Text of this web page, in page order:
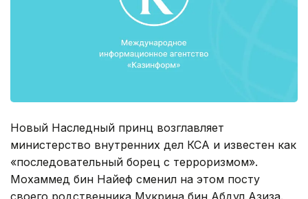
Новый Наследный принц возглавляет
министерство внутренних дел КСА и известен как
«последовательный борец с терроризмом».
Мохаммед бин Найеф сменил на этом посту
своего родственника Мукрина бин Абдул Азиза.